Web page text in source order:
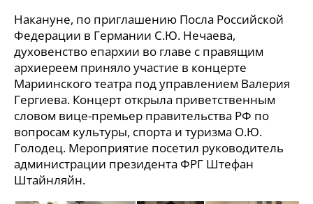
Накануне, по приглашению Посла Российской
Федерации в Германии С.Ю. Нечаева,
духовенство епархии во главе с правящим
архиереем приняло участие в концерте
Мариинского театра под управлением Валерия
Гергиева. Концерт открыла приветственным
словом вице-премьер правительства РФ по
вопросам культуры, спорта и туризма О.Ю.
Голодец. Мероприятие посетил руководитель
администрации президента ФРГ Штефан
Штайнляйн.